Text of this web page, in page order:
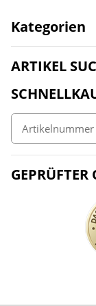
Kategorien
ARTIKEL